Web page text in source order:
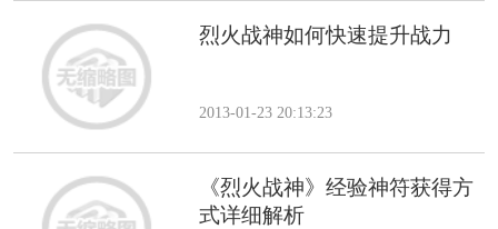
烈火战神如何快速提升战力
2013-01-23 20:13:23
《烈火战神》经验神符获得方
式详细解析